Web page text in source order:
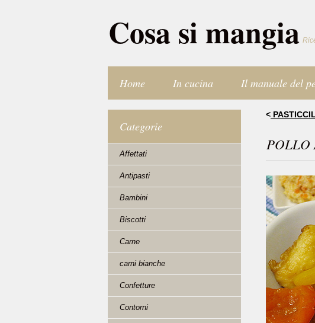
Cosa si mangia
Home In cucina Il manuale del
Categorie
Affettati
Antipasti
Bambini
Biscotti
Carne
carni bianche
Confetture
Contorni
<
POLLO